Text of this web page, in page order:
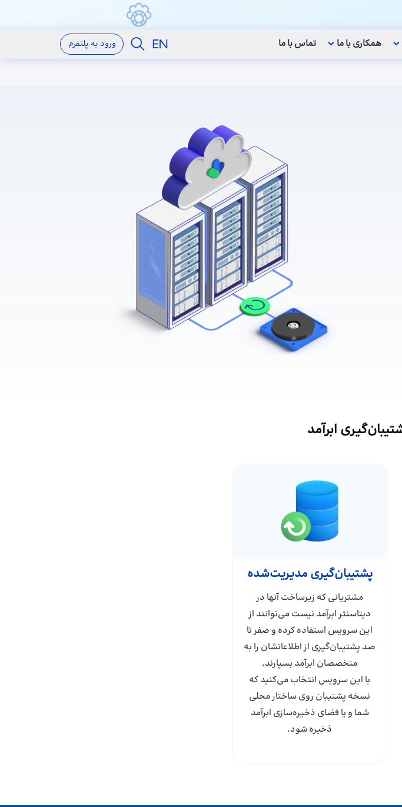
ورود به پلتفرم همکاری با ما تماس با ما
ابرآمد
پشتیبان‌گیری مدیریت‌شده
مشتریانی که زیرساخت آنها در
دیتاسنتر ابرآمد نیست می‌توانند از
این سرویس استفاده کرده و صفر تا
صد پشتیبان‌گیری از اطلاعاتشان را به
متخصصان ابرآمد بسپارند.
با این سرویس انتخاب می‌کنید که
نسخه پشتیبان روی ساختار محلی
شما و یا فضای ذخیره‌سازی ابرآمد
ذخیره شود.